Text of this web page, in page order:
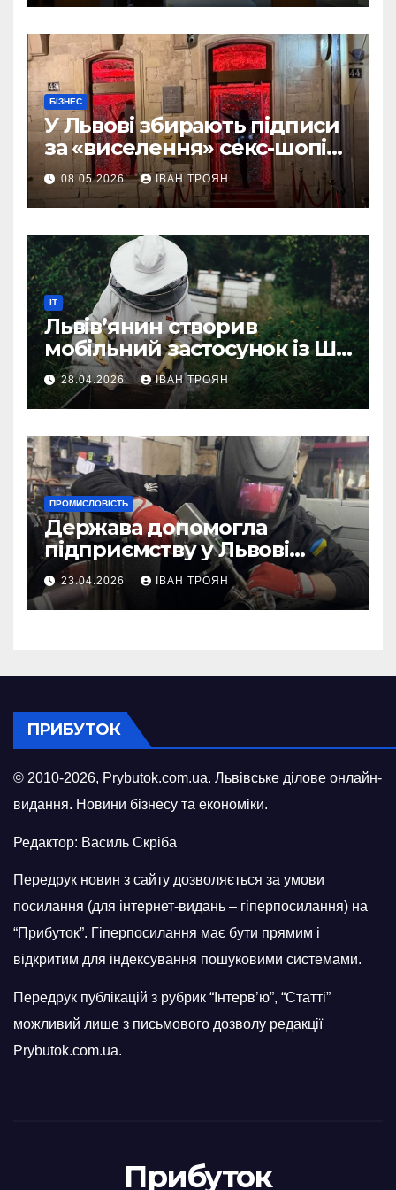
БІЗНЕС
У Львові збирають підписи
за «виселення» секс-шопів
із центру міста
08.05.2026 ІВАН ТРОЯН
IT
Львів’янин створив
мобільний застосунок із ШІ-
асистентом для бджолярів
28.04.2026 ІВАН ТРОЯН
ПРОМИСЛОВІСТЬ
Держава допомогла
підприємству у Львові
відновити виробничі
потужності після атаки
російського БПЛА
23.04.2026 ІВАН ТРОЯН
ПРИБУТОК
© 2010-2026, Prybutok.com.ua. Львівське ділове онлайн-
видання. Новини бізнесу та економіки.
Редактор: Василь Скріба
Передрук новин з сайту дозволяється за умови
посилання (для інтернет-видань – гіперпосилання) на
“Прибуток”. Гіперпосилання має бути прямим і
відкритим для індексування пошуковими системами.
Передрук публікацій з рубрик “Інтерв’ю”, “Статті”
можливий лише з письмового дозволу редакції
Prybutok.com.ua.
Прибуток